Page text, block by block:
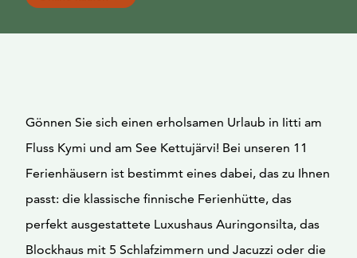
Gönnen Sie sich einen erholsamen Urlaub in Iitti am
Fluss Kymi und am See Kettujärvi! Bei unseren 11
Ferienhäusern ist bestimmt eines dabei, das zu Ihnen
passt: die klassische finnische Ferienhütte, das
perfekt ausgestattete Luxushaus Auringonsilta, das
Blockhaus mit 5 Schlafzimmern und Jacuzzi oder die